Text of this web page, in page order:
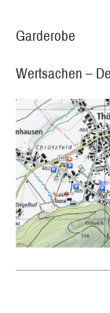
Wertsachen –